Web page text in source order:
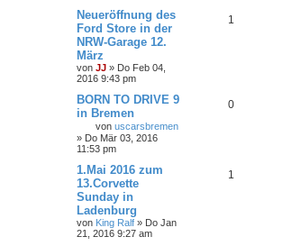
Neueröffnung des
Ford Store in der
NRW-Garage 12.
März
von JJ » Do Feb 04,
2016 9:43 pm
1
BORN TO DRIVE 9
in Bremen
von uscarsbremen
» Do Mär 03, 2016
11:53 pm
0
1.Mai 2016 zum
13.Corvette
Sunday in
Ladenburg
von King Ralf » Do Jan
21, 2016 9:27 am
1